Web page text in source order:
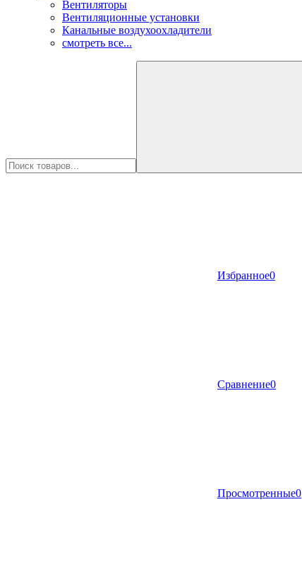
Вентиляторы
Вентиляционные установки
Канальные воздухоохладители
смотреть все...
Избранное0
Сравнение0
Просмотренные0